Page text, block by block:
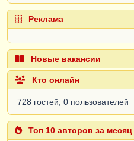
Реклама
Новые вакансии
Кто онлайн
728 гостей, 0 пользователей
Топ 10 авторов за месяц